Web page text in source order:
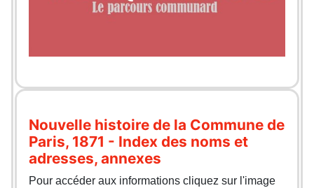
Nouvelle histoire de la Commune de
Paris, 1871 - Index des noms et
adresses, annexes
Pour accéder aux informations cliquez sur l'image